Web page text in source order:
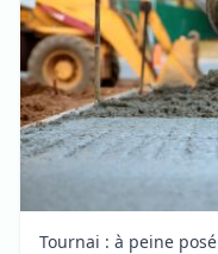
Tournai : à peine